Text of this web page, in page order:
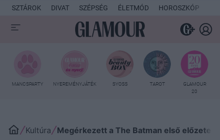
SZTÁROK DIVAT SZÉPSÉG ÉLETMÓD HOROSZKÓP
MANCSPARTY NYEREMÉNYJÁTÉK SYOSS TAROT
GLAMOUR
20
Kultúra Megérkezett a The Batman első